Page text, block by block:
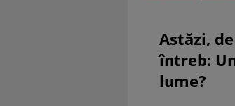
Astăzi,
întreb:
lume?